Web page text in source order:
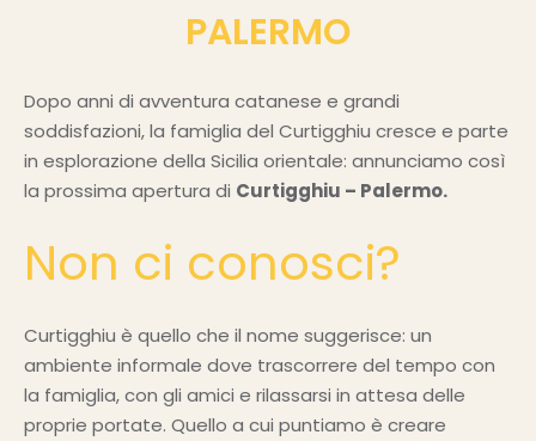
PALERMO
Dopo anni di avventura catanese e grandi
soddisfazioni, la famiglia del Curtigghiu cresce e parte
in esplorazione della Sicilia orientale: annunciamo così
la prossima apertura di Curtigghiu – Palermo.
Non ci conosci?
Curtigghiu è quello che il nome suggerisce: un
ambiente informale dove trascorrere del tempo con
la famiglia, con gli amici e rilassarsi in attesa delle
proprie portate. Quello a cui puntiamo è creare